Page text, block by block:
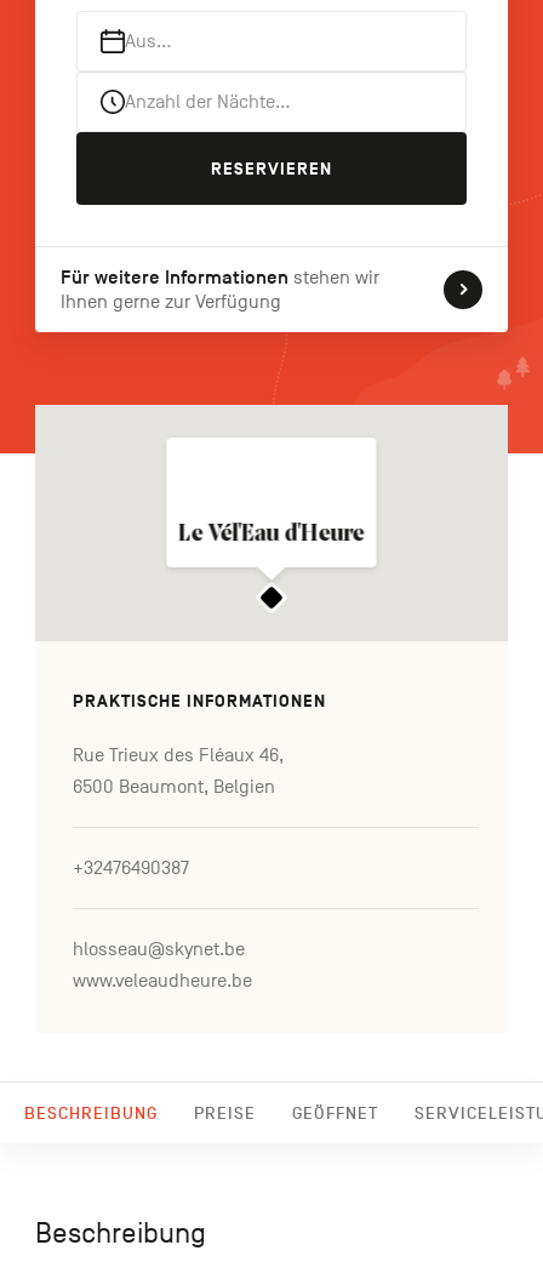
Navigation
Aus…
Anzahl der Nächte…
RESERVIEREN
Für weitere Informationen stehen wir
Ihnen gerne zur Verfügung
BESCHREIBUNG PREISE GEÖFFNET
Le Vél'Eau d'Heure
PRAKTISCHE INFORMATIONEN
Rue Trieux des Fléaux 46,
6500 Beaumont, Belgien
+32476490387
hlosseau@skynet.be
www.veleaudheure.be
Beschreibung